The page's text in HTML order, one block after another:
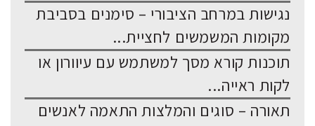
נגישות במרחב הציבורי – סימנים בסביבת
מקומות המשמשים לחציית...
תוכנות קורא מסך למשתמש עם עיוורון או
לקות ראייה...
תאורה – סוגים והמלצות התאמה לאנשים